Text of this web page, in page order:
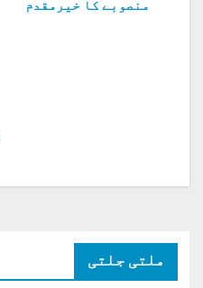
کی
منصوبے کا خیرمقدم
ملتی جلتی